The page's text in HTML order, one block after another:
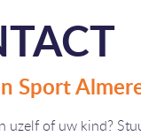
Sport
uzelf of uw kind?